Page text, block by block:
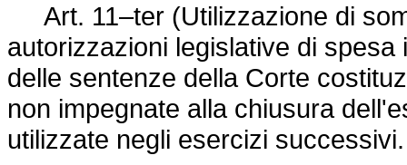
Art. 11–ter (Utilizzazione di
autorizzazioni legislative di
delle sentenze della Corte
non impegnate alla chiusura
utilizzate negli esercizi successivi.